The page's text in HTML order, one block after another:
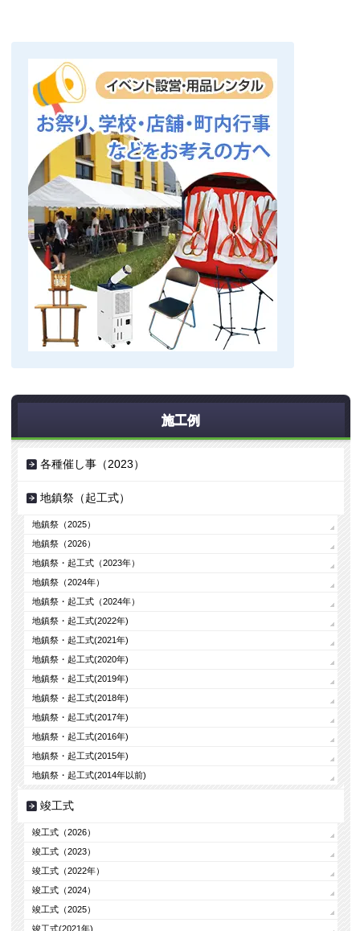
施工例
各種催し事（2023）
地鎮祭（起工式）
地鎮祭（2025）
地鎮祭（2026）
地鎮祭・起工式（2023年）
地鎮祭（2024年）
地鎮祭・起工式（2024年）
地鎮祭・起工式(2022年)
地鎮祭・起工式(2021年)
地鎮祭・起工式(2020年)
地鎮祭・起工式(2019年)
地鎮祭・起工式(2018年)
地鎮祭・起工式(2017年)
地鎮祭・起工式(2016年)
地鎮祭・起工式(2015年)
地鎮祭・起工式(2014年以前)
竣工式
竣工式（2026）
竣工式（2023）
竣工式（2022年）
竣工式（2024）
竣工式（2025）
竣工式(2021年)